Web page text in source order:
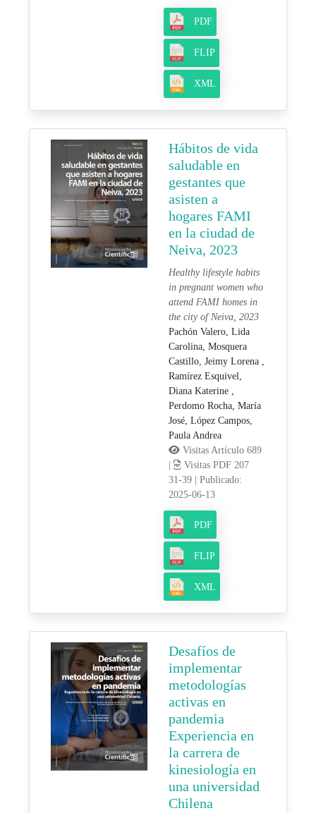
PDF
FLIP
XML
Hábitos de vida
saludable en
gestantes que
asisten a
hogares FAMI
en la ciudad de
Neiva, 2023
Healthy lifestyle habits
in pregnant women who
attend FAMI homes in
the city of Neiva, 2023
Pachón Valero, Lida
Carolina, Mosquera
Castillo, Jeimy Lorena ,
Ramírez Esquivel,
Diana Katerine ,
Perdomo Rocha, María
José, López Campos,
Paula Andrea
Visitas Artículo 689
Visitas PDF 207
31-39
Publicado:
2025-06-13
PDF
FLIP
XML
Desafíos de
implementar
metodologías
activas en
pandemia
Experiencia en
la carrera de
kinesiología en
una universidad
Chilena